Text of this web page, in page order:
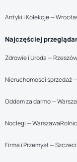
Antyki i Kolekcje —
Najczęściej
Zdrowie i Uroda — Rzeszów
Nieruchomości sprzedaż
Oddam za darmo —
Noclegi — Warszawa
Firma i Przemysł —